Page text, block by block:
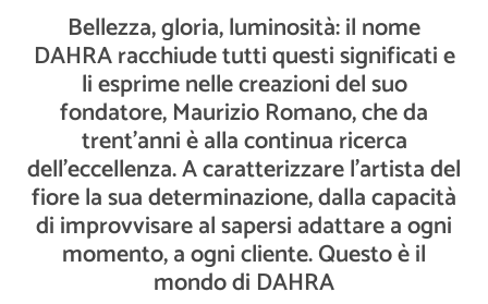
Bellezza, gloria, luminosità: il nome
DAHRA racchiude tutti questi significati e
li esprime nelle creazioni del suo
fondatore, Maurizio Romano, che da
trent’anni è alla continua ricerca
dell’eccellenza. A caratterizzare l’artista del
fiore la sua determinazione, dalla capacità
di improvvisare al sapersi adattare a ogni
momento, a ogni cliente. Questo è il
mondo di DAHRA